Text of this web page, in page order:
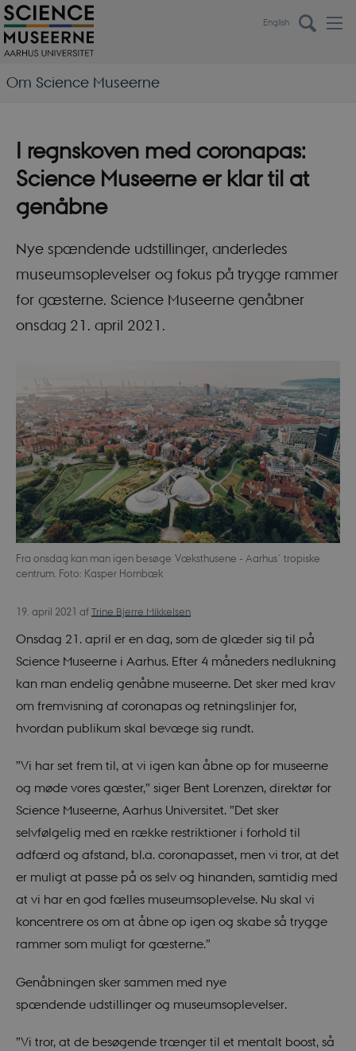
English
Om Science Museerne
I regnskoven med coronapas:
Science Museerne er klar til at
genåbne
Nye spændende udstillinger, anderledes
museumsoplevelser og fokus på trygge rammer
for gæsterne. Science Museerne genåbner
onsdag 21. april 2021.
Fra onsdag kan man igen besøge Væksthusene - Aarhus´ tropiske
centrum. Foto: Kasper Hornbæk
19. april 2021 af Trine Bjerre Mikkelsen
Onsdag 21. april er en dag, som de glæder sig til på
Science Museerne i Aarhus. Efter 4 måneders nedlukning
kan man endelig genåbne museerne. Det sker med krav
om fremvisning af coronapas og retningslinjer for,
hvordan publikum skal bevæge sig rundt.
”Vi har set frem til, at vi igen kan åbne op for museerne
og møde vores gæster,” siger Bent Lorenzen, direktør for
Science Museerne, Aarhus Universitet. ”Det sker
selvfølgelig med en række restriktioner i forhold til
adfærd og afstand, bl.a. coronapasset, men vi tror, at det
er muligt at passe på os selv og hinanden, samtidig med
at vi har en god fælles museumsoplevelse. Nu skal vi
koncentrere os om at åbne op igen og skabe så trygge
rammer som muligt for gæsterne.”
Genåbningen sker sammen med nye
spændende udstillinger og museumsoplevelser.
”Vi tror, at de besøgende trænger til et mentalt boost, så